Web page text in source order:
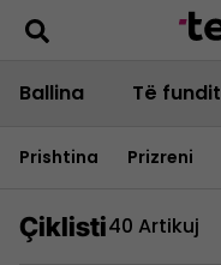
Ballina Të fundit
Prishtina Prizreni
Çiklisti40 Artikuj